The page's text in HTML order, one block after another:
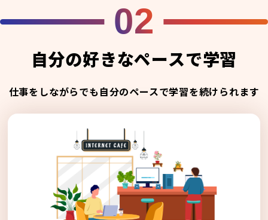
02
自分の好きなペースで学習
仕事をしながらでも自分のペースで学習を続けられます